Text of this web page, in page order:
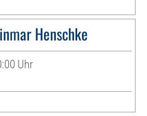
Henschke
Uhr